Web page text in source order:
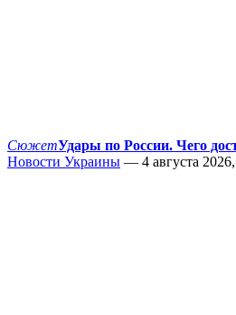
СюжетУдары по России. Чего
Новости Украины — 4 августа